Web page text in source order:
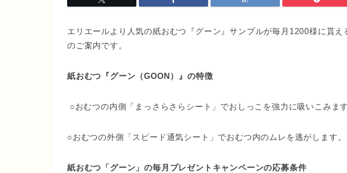
エリエールより人気の紙おむつ『グーン』サンプルが毎月1200様に貰え
のご案内です。
紙おむつ『グーン（GOON）』の特徴
○おむつの内側「まっさらさらシート」でおしっこを強力に吸いこみます
○おむつの外側「スピード通気シート」でおむつ内のムレを逃がします。
紙おむつ「グーン」の毎月プレゼントキャンペーンの応募条件